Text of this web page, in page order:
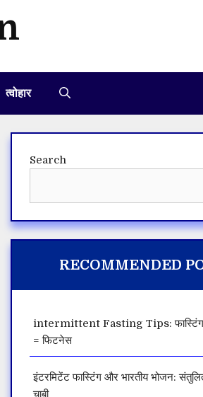
त्वोहार
Search
RECOMMENDED
intermittent Fasting Tips: फास्टिंग
= फिटनेस
इंटरमिटेंट फास्टिंग और भारतीय भोजन:
चाबी